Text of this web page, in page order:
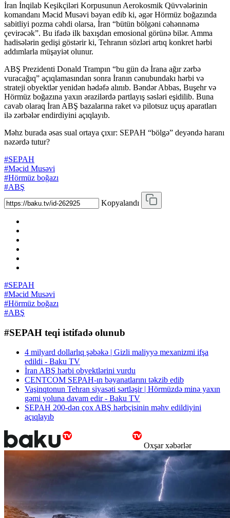
İran İnqilab Keşikçiləri Korpusunun Aerokosmik Qüvvələrinin
komandanı Məcid Musəvi bəyan edib ki, əgər Hörmüz boğazında
sabitliyi pozma cəhdi olarsa, İran “bütün bölgəni cəhənnəmə
çevirəcək”. Bu ifadə ilk baxışdan emosional görünə bilər. Amma
hadisələrin gedişi göstərir ki, Tehranın sözləri artıq konkret hərbi
addımlarla müşayiət olunur.
ABŞ Prezidenti Donald Trampın “bu gün də İrana ağır zərbə
vuracağıq” açıqlamasından sonra İranın cənubundakı hərbi və
strateji obyektlər yenidən hədəfə alınıb. Bəndər Abbas, Buşehr və
Hörmüz boğazına yaxın ərazilərdə partlayış səsləri eşidilib. Buna
cavab olaraq İran ABŞ bazalarına raket və pilotsuz uçuş aparatları
ilə zərbələr endirdiyini açıqlayıb.
Məhz burada əsas sual ortaya çıxır: SEPAH “bölgə” deyəndə haranı
nəzərdə tutur?
#SEPAH
#Məcid Musəvi
#Hörmüz boğazı
#ABŞ
Kopyalandı
#SEPAH
#Məcid Musəvi
#Hörmüz boğazı
#ABŞ
#SEPAH teqi istifadə olunub
4 milyard dollarlıq şəbəkə | Gizli maliyyə mexanizmi ifşa
edildi - Baku TV
İran ABŞ hərbi obyektlərini vurdu
CENTCOM SEPAH-ın bəyanatlarını təkzib edib
Vaşinqtonun Tehran siyasəti sərtləşir | Hörmüzdə minə yaxın
gəmi yoluna davam edir - Baku TV
SEPAH 200-dən çox ABŞ hərbçisinin məhv edildiyini
açıqlayıb
Oxşar xəbərlər